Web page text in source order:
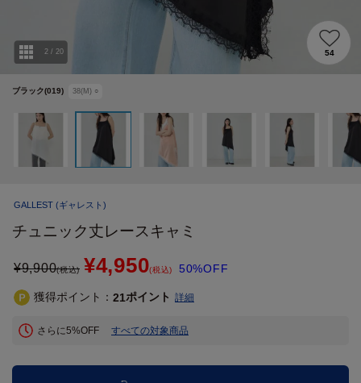
ブラック(019) 38(M) ○
2 / 20 54
GALLEST (ギャレスト)
チュニック丈レースキャミ
¥9,900(税込) ¥4,950(税込) 50%OFF
獲得ポイント： 21ポイント 詳細
さらに5%OFF すべての対象商品